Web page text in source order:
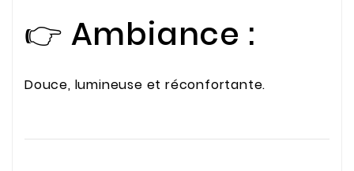
👉 Ambiance :
Douce, lumineuse et réconfortante.